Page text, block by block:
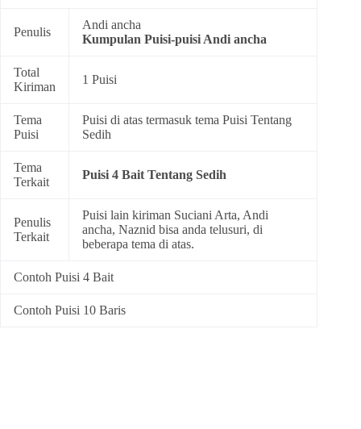
Penulis
Andi ancha
Kumpulan Puisi-puisi Andi ancha
Total
Kiriman
1 Puisi
Tema
Puisi
Puisi di atas termasuk tema Puisi Tentang
Sedih
Tema
Terkait
Puisi 4 Bait Tentang Sedih
Penulis
Terkait
Puisi lain kiriman Suciani Arta, Andi
ancha, Naznid bisa anda telusuri, di
beberapa tema di atas.
Contoh Puisi 4 Bait
Contoh Puisi 10 Baris